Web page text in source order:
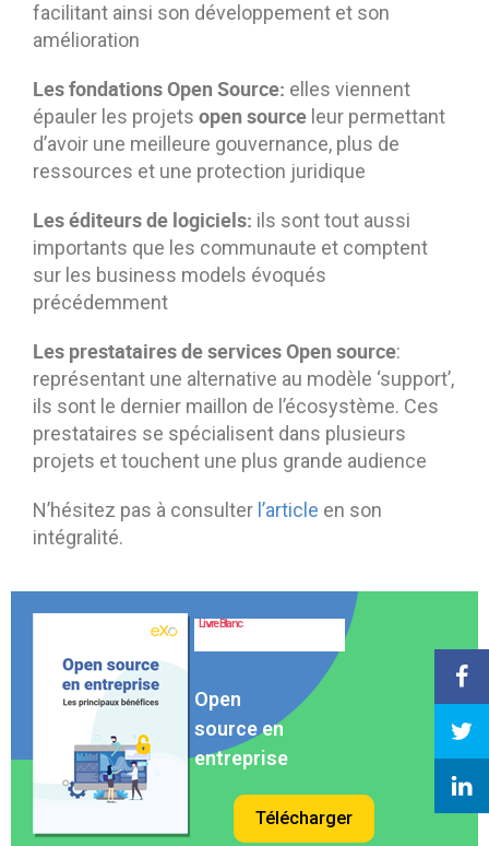
facilitant ainsi son développement et son
amélioration
Les fondations Open Source: elles viennent
épauler les projets open source leur permettant
d’avoir une meilleure gouvernance, plus de
ressources et une protection juridique
Les éditeurs de logiciels: ils sont tout aussi
importants que les communaute et comptent
sur les business models évoqués
précédemment
Les prestataires de services Open source:
représentant une alternative au modèle ‘support’,
ils sont le dernier maillon de l’écosystème. Ces
prestataires se spécialisent dans plusieurs
projets et touchent une plus grande audience
N’hésitez pas à consulter l’article en son
intégralité.
Livre Blanc
Open
source en
entreprise
Télécharger